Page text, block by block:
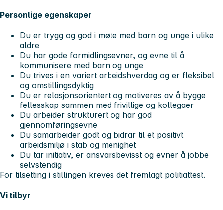
Personlige egenskaper
Du er trygg og god i møte med barn og unge i ulike
aldre
Du har gode formidlingsevner, og evne til å
kommunisere med barn og unge
Du trives i en variert arbeidshverdag og er fleksibel
og omstillingsdyktig
Du er relasjonsorientert og motiveres av å bygge
fellesskap sammen med frivillige og kollegaer
Du arbeider strukturert og har god
gjennomføringsevne
Du samarbeider godt og bidrar til et positivt
arbeidsmiljø i stab og menighet
Du tar initiativ, er ansvarsbevisst og evner å jobbe
selvstendig
For tilsetting i stillingen kreves det fremlagt politiattest.
Vi tilbyr